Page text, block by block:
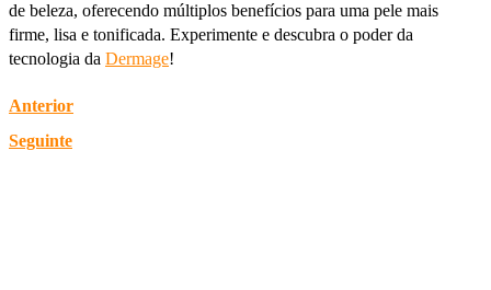
de beleza, oferecendo múltiplos benefícios para uma pele mais
firme, lisa e tonificada. Experimente e descubra o poder da
tecnologia da Dermage!
Anterior
Seguinte